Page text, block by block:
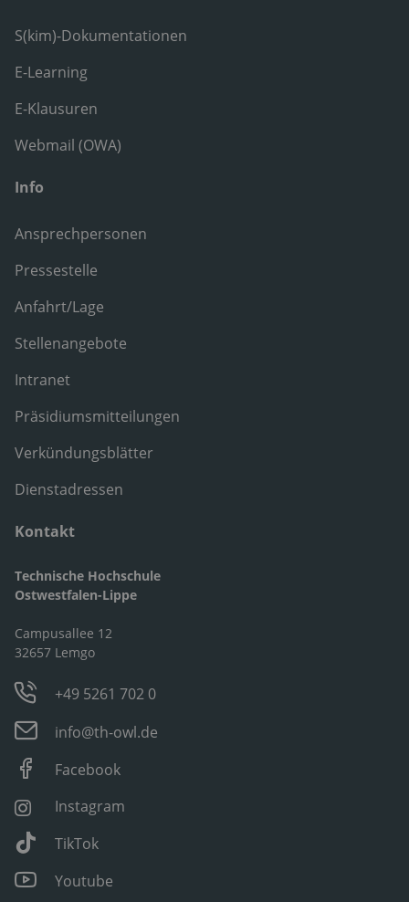
S(kim)-Dokumentationen
E-Learning
E-Klausuren
Webmail (OWA)
Info
Ansprechpersonen
Pressestelle
Anfahrt/Lage
Stellenangebote
Intranet
Präsidiumsmitteilungen
Verkündungsblätter
Dienstadressen
Kontakt
Technische Hochschule
Ostwestfalen-Lippe
Campusallee 12
32657 Lemgo
+49 5261 702 0
info@th-owl.de
Facebook
Instagram
TikTok
Youtube